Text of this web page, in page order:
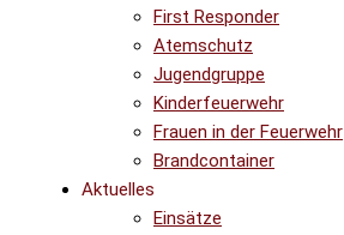
First Responder
Atemschutz
Jugendgruppe
Kinderfeuerwehr
Frauen in der Feuerwehr
Brandcontainer
Aktuelles
Einsätze